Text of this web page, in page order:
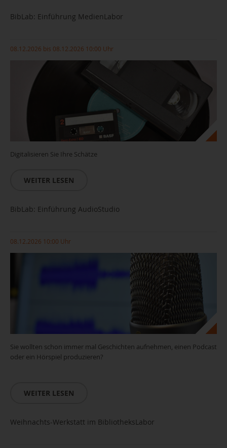
BibLab: Einführung MedienLabor
08.12.2026 bis 08.12.2026 10:00 Uhr
Digitalisieren Sie Ihre Schätze
WEITER LESEN
BibLab: Einführung AudioStudio
08.12.2026 10:00 Uhr
Sie wollten schon immer mal Geschichten aufnehmen, einen Podcast
oder ein Hörspiel produzieren?
WEITER LESEN
Weihnachts-Werkstatt im BibliotheksLabor